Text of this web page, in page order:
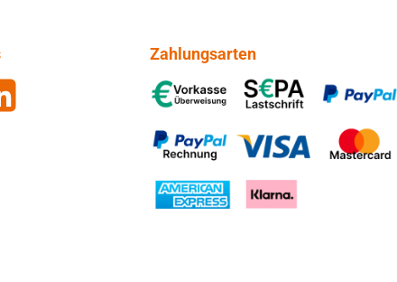
Zahlungsarten
Vorkasse, SEPA-Lastschrift, PayPal